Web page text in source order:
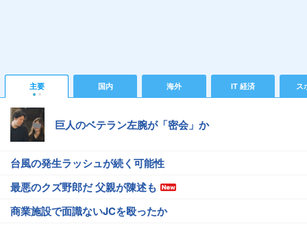
主要 国内 海外 IT 経済 ス
巨人のベテラン左腕が「密会」か
台風の発生ラッシュが続く可能性
最悪のクズ野郎だ 父親が陳述も
商業施設で面識ないJCを殴ったか